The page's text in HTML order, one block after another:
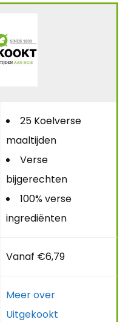
25 Koelverse
maaltijden
Verse
bijgerechten
100% verse
ingrediënten
Vanaf €6,79
Meer over
Uitgekookt